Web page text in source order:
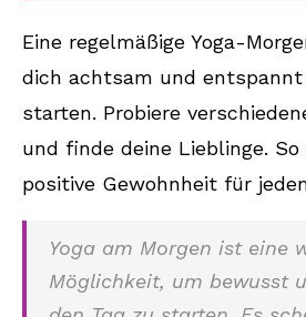
Eine regelmäßige Yoga-
dich achtsam und entspannt
starten. Probiere
und finde deine Lieblinge.
positive Gewohnheit für
Yoga am Morgen ist eine
Möglichkeit, um bewusst